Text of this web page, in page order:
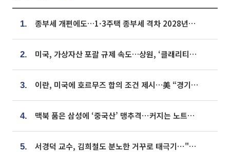
1. 종부세 개편에도…1·3주택 종부세 격차 2028년부터 확대
2. 미국, 가상자산 포괄 규제 속도…상원, ‘클래리티법’ 9월 절차투표 추진
3. 이란, 미국에 호르무즈 합의 조건 제시…美 “경기 아직 안 끝나” [종합]
4. 맥북 품은 삼성에 ‘중국산’ 맹추격⋯커지는 노트북 OLED 시장
5. 서경덕 교수, 김희철도 분노한 거꾸로 태극기⋯"엉터리는 아냐, 아쉬울 뿐"